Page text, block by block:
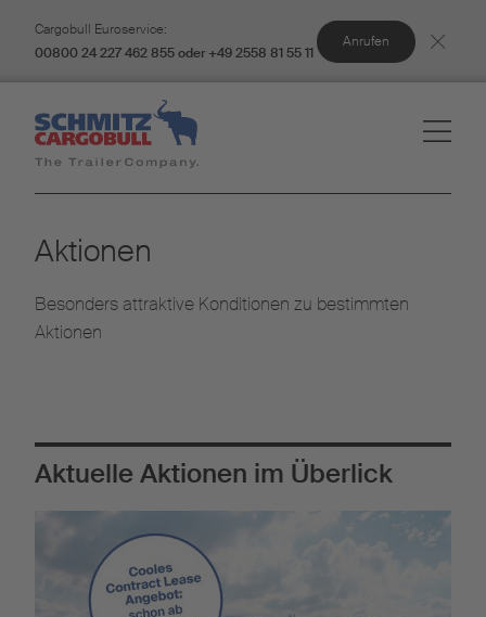
Cargobull Euroservice:
00800 24 227 462 855 oder +49 2558 81 55 11
Anrufen
Aktionen
Besonders attraktive Konditionen zu bestimmten
Aktionen
Aktuelle Aktionen im Überlick